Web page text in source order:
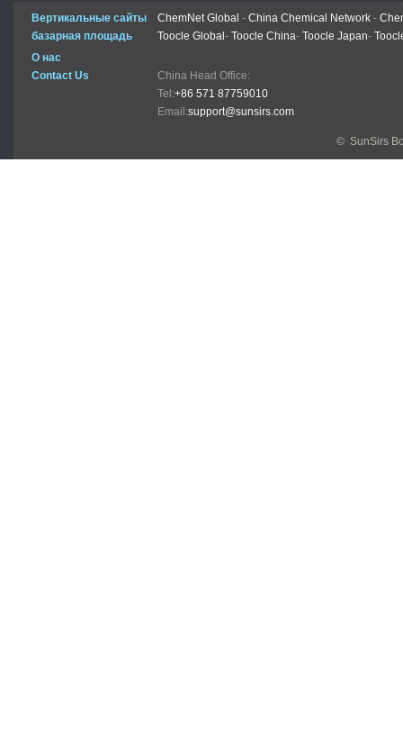
Вертикальные сайты ChemNet Global - China Chemical Network -
базарная площадь
Toocle Global - Toocle China- Toocle Japan-
О нас
Contact Us
China Head Office:
Tel:+86 571 87759010
Email:support@sunsirs.com
© SunSirs